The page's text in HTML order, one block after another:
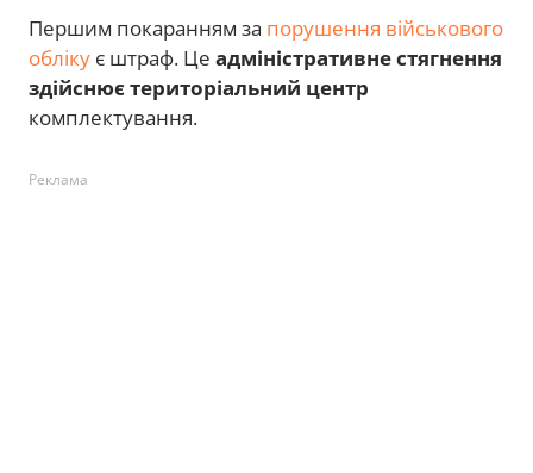
Першим покаранням за порушення військового
обліку є штраф. Це адміністративне стягнення
здійснює територіальний центр
комплектування.
Реклама